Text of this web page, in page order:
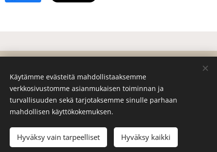
Hyvinvointi Empire
Multiantie 12
42700 Keuruu
Puh:044-550 0017
Y-tunnus 3396201-1
Evästeet
Käytämme evästeitä mahdollistaaksemme
verkkosivustomme asianmukaisen toiminnan ja
turvallisuuden sekä tarjotaksemme sinulle parhaan
mahdollisen käyttökokemuksen.
Hyväksy vain tarpeelliset Hyväksy kaikki